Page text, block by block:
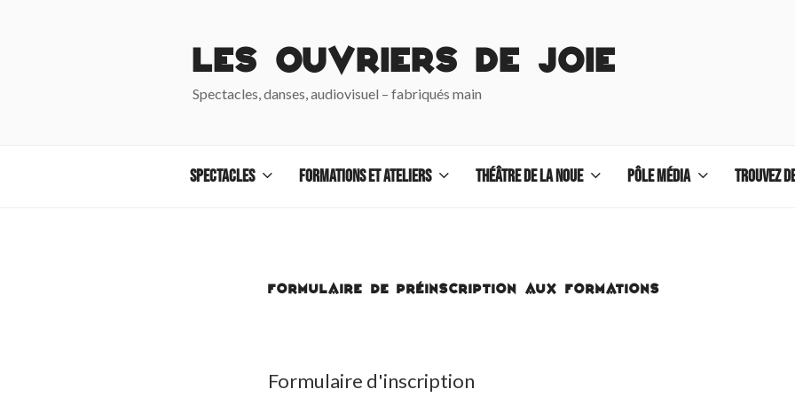
Les Ouvriers de Joie
Spectacles, danses, audiovisuel – fabriqués main
Spectacles Formations et ateliers Théâtre de La Noue Pôle Média TROUVEZ
FORMULAIRE DE PRÉINSCRIPTION AUX FORMATIONS
Formulaire d'inscription